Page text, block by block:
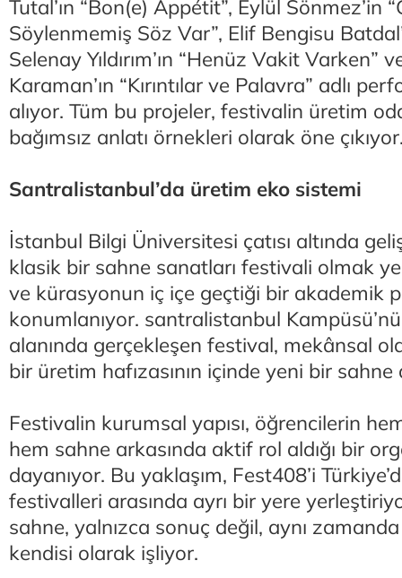
Tutal’ın “Bon(e) Appétit”, Eylül Sönmez’in
Söylenmemiş Söz Var”, Elif Bengisu
Selenay Yıldırım’ın “Henüz Vakit Varken”
Karaman’ın “Kırıntılar ve Palavra” adlı
alıyor. Tüm bu projeler, festivalin üretim
bağımsız anlatı örnekleri olarak öne
Santralistanbul’da üretim eko sistemi
İstanbul Bilgi Üniversitesi çatısı altında
klasik bir sahne sanatları festivali olmak
ve kürasyonun iç içe geçtiği bir akademik
konumlanıyor. santralistanbul
alanında gerçekleşen festival, mekânsal
bir üretim hafızasının içinde yeni bir
Festivalin kurumsal yapısı, öğrencilerin
hem sahne arkasında aktif rol aldığı bir
dayanıyor. Bu yaklaşım, Fest408’i
festivalleri arasında ayrı bir yere
sahne, yalnızca sonuç değil, aynı
kendisi olarak işliyor.